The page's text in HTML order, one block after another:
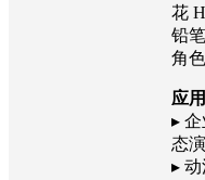
花
铅
角
应
▸
态
▸